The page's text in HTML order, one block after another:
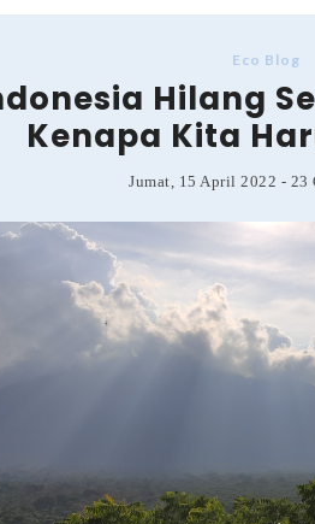
Eco Blog
Hilang
Kenapa Kita
Jumat, 15 April 2022 - 23